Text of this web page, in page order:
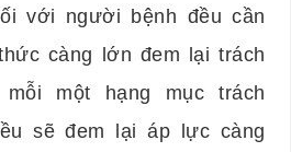
với người bệnh đều cần
càng lớn đem lại trách
một hạng mục trách
sẽ đem lại áp lực càng